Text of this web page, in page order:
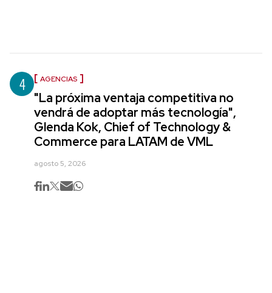
4 AGENCIAS
"La próxima ventaja competitiva no
vendrá de adoptar más tecnología",
Glenda Kok, Chief of Technology &
Commerce para LATAM de VML
agosto 5, 2026